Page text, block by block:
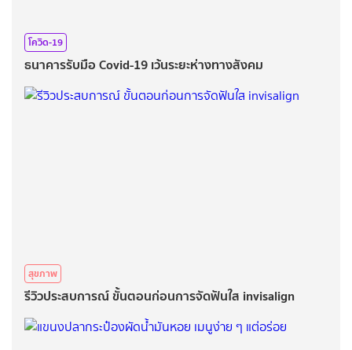
โควิด-19
ธนาคารรับมือ Covid-19 เว้นระยะห่างทางสังคม
สุขภาพ
รีวิวประสบการณ์ ขั้นตอนก่อนการจัดฟันใส invisalign